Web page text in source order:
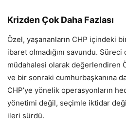
Krizden Çok Daha Fazlası
Özel, yaşananların CHP içindeki
ibaret olmadığını savundu.
müdahalesi olarak değerlendiren
ve bir sonraki cumhurbaşkanına
CHP’ye yönelik operasyonların
yönetimi değil, seçimle iktidar
ileri sürdü.